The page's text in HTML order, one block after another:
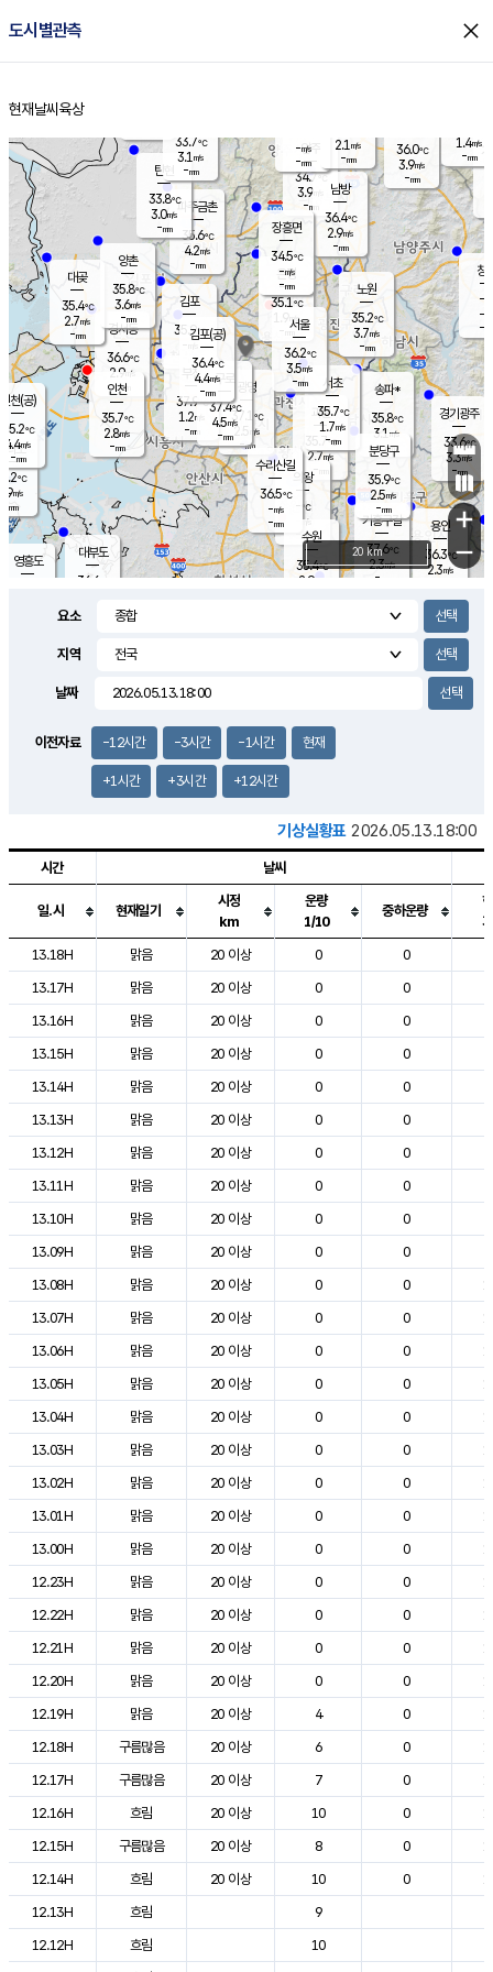
도시별관측 close
홈
현재날씨 육상
의도
℃
m/s
mm
영흥도
양주
34.7℃
3.9
-mm
과천
35.7℃
2.7m/s
- mm
용인
36.3℃
2.3m/s
경기광주
33.6℃
3.3m/s
-mm
3.4m/s
대부도
36.6
경서동
36.6℃
2.9m/s
-mm
파주금촌
35.6℃
4.2m/s
-mm
36.0℃
3.9m/s
-mm
대곶
35.4℃
2.7m/s
-mm
창
-
-m/
-
탄현
33.8℃
3.0m/s
-mm
1.4m/s
-mm
의왕
- ℃
m/s
mm
김포
35.9℃
-m/s
mm
광명
37.1
℃
2.5 m/s
-mm
부천
37.9℃
1.2m/s
-mm
양촌
35.8℃
3.6m/s
-mm
구로
37.4℃
4.5m/s
-mm
은평
35.1℃
1.9 m/s
- mm
노원
35.2℃
3.7m/s
-mm
송파*
35.8℃
3.1 m/s
-mm
서초
35.7℃
1.7m/s
-mm
남방
36.4℃
2.9m/s
-mm
기흥구갈
37.6℃
2.3m/s
-
수리산길
36.5℃
-m/s
-mm
분당구
35.9℃
2.5m/s
-mm
장흥면
34.5℃
-m/s
-mm
-m/s
-mm
인천(공)
35.2℃
4.4m/s
-mm
김포(공)
36.4℃
4.4m/s
-mm
수원
35.4℃
2.9m/s
인천
35.7℃
2.8m/s
-mm
서울
36.2℃
3.5m/s
-mm
33.7℃
3.1 m/s
-mm
2.1 m/s
-mm
+
−
20 km
요소
지역
날짜
이전자료 -12시간 -3시간 -1시간 현재
+1시간 +3시간 +12시간
기상실황표 2026.05.13.18:00
도시별 기상실황표로 지점, 날씨, 기온, 강수, 바람, 기압등을 안내한 표입
시간 날씨
일.시 현재일기
시정
km
운량
1/10
중하운량
13.18H
맑음 20 이상 0 0
13.17H
맑음 20 이상 0 0
13.16H
맑음 20 이상 0 0
13.15H
맑음 20 이상 0 0
13.14H
맑음 20 이상 0 0
13.13H
맑음 20 이상 0 0
13.12H
맑음 20 이상 0 0
13.11H
맑음 20 이상 0 0
13.10H
맑음 20 이상 0 0
13.09H
맑음 20 이상 0 0
13.08H
맑음 20 이상 0 0
13.07H
맑음 20 이상 0 0
13.06H
맑음 20 이상 0 0
13.05H
맑음 20 이상 0 0
13.04H
맑음 20 이상 0 0
13.03H
맑음 20 이상 0 0
13.02H
맑음 20 이상 0 0
13.01H
맑음 20 이상 0 0
13.00H
맑음 20 이상 0 0
12.23H
맑음 20 이상 0 0
12.22H
맑음 20 이상 0 0
12.21H
맑음 20 이상 0 0
12.20H
맑음 20 이상 0 0
12.19H
맑음 20 이상 4 0
12.18H
구름많음 20 이상 6 0
12.17H
구름많음 20 이상 7 0
12.16H
흐림 20 이상 10 0
12.15H
구름많음 20 이상 8 0
12.14H
흐림 20 이상 10 0
12.13H
흐림
9
12.12H
흐림
10